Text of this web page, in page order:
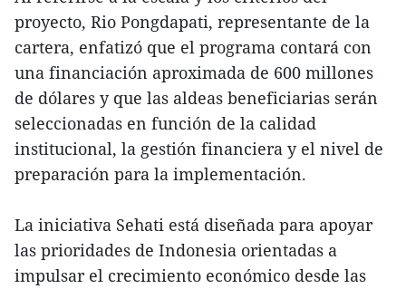
proyecto, Rio Pongdapati, representante de la
cartera, enfatizó que el programa contará con
una financiación aproximada de 600 millones
de dólares y que las aldeas beneficiarias serán
seleccionadas en función de la calidad
institucional, la gestión financiera y el nivel de
preparación para la implementación.
La iniciativa Sehati está diseñada para apoyar
las prioridades de Indonesia orientadas a
impulsar el crecimiento económico desde las